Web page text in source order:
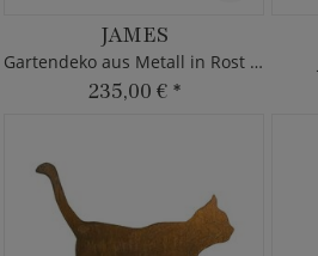
JAMES
Gartendeko aus Metall in Rost Optik
235,00 € *